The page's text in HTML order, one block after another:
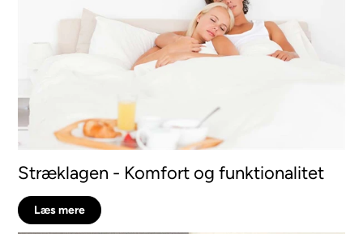
Stræklagen - Komfort og funktionalitet
Læs mere